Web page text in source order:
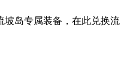
岛专属装备，在此兑换流